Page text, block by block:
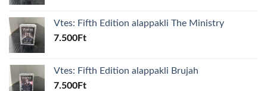
Vtes: Fifth Edition alappakli The Ministry
7.500Ft
Vtes: Fifth Edition alappakli Brujah
7.500Ft